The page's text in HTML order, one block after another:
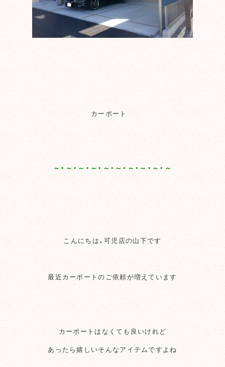
カーポート
～・～・～・～・～・～・～・～・～・～
こんにちは、可児店の山下です
最近カーポートのご依頼が増えています
カーポートはなくても良いけれど
あったら嬉しいそんなアイテムですよね